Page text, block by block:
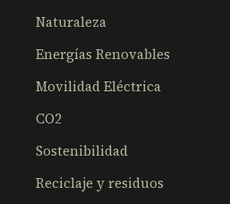
Naturaleza
Energías Renovables
Movilidad Eléctrica
CO2
Sostenibilidad
Reciclaje y residuos